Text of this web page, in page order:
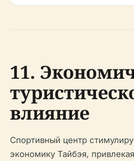
11.
влияние
Спортивный центр
экономику Тайбэя,